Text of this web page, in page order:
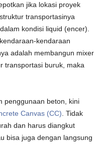
jika lokasi proyek
transportasinya
kondisi liquid (encer).
kendaraan
adalah membangun mixer
transportasi buruk, maka
penggunaan beton, kini
Canvas (CC). Tidak
dan harus diangkut
bisa juga dengan langsung